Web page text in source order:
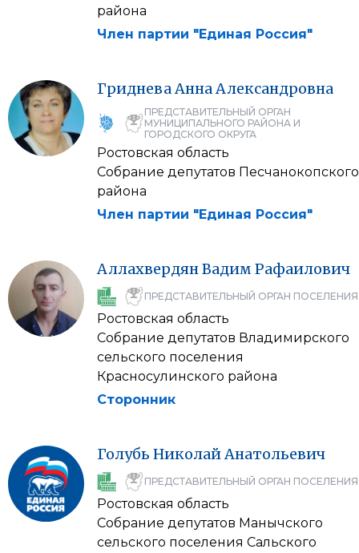
района
Член партии "Единая Россия"
ГридневаАннаАлександровна
ПРЕДСТАВИТЕЛЬНЫЙ ОРГАН
МУНИЦИПАЛЬНОГО РАЙОНА И
ГОРОДСКОГО ОКРУГА
Ростовская область
Собрание депутатов Песчанокопского
района
Член партии "Единая Россия"
АллахвердянВадим Рафаилович
ПРЕДСТАВИТЕЛЬНЫЙ ОРГАН ПОСЕЛЕНИЯ
Ростовская область
Собрание депутатов Владимирского
сельского поселения
Красносулинского района
Сторонник
Голубь НиколайАнатольевич
ПРЕДСТАВИТЕЛЬНЫЙ ОРГАН ПОСЕЛЕНИЯ
Ростовская область
Собрание депутатов Манычского
сельского поселения Сальского